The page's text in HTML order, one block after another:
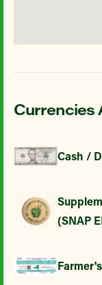
Currencies
Cash /
(SNAP